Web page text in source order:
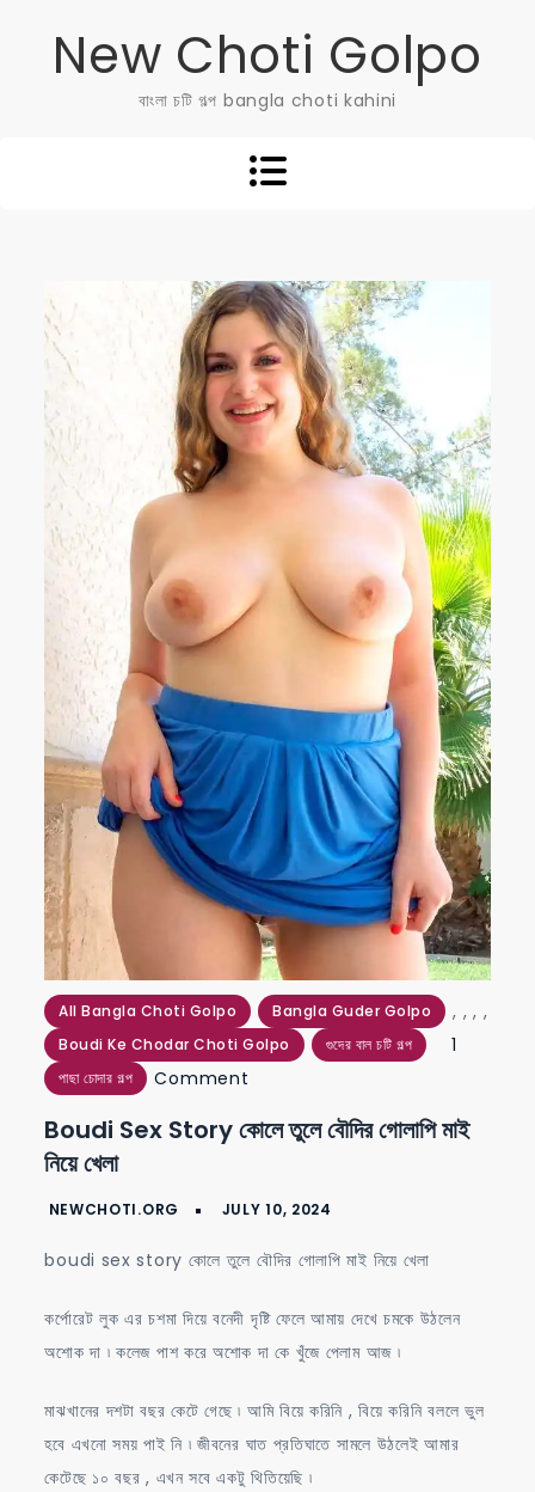
New Choti Golpo
বাংলা চটি গল্প bangla choti kahini
All Bangla Choti Golpo ,
Bangla Guder Golpo ,
Boudi Ke Chodar Choti Golpo
,
গুদের বাল চটি গল্প
,
পাছা চোদার গল্প
1
Comment
sex
কোলে
গোলাপি
মাই
খেলা
Boudi Sex Story কোলে তুলে বৌদির গোলাপি মাই
নিয়ে খেলা
boudi sex story কোলে তুলে বৌদির গোলাপি মাই নিয়ে খেলা
কর্পোরেট লুক এর চশমা দিয়ে বনেদী দৃষ্টি ফেলে আমায় দেখে চমকে উঠলেন
অশোক দা ৷ কলেজ পাশ করে অশোক দা কে খুঁজে পেলাম আজ ৷
মাঝখানের দশটা বছর কেটে গেছে ৷ আমি বিয়ে করিনি , বিয়ে করিনি বললে ভুল
হবে এখনো সময় পাই নি ৷ জীবনের ঘাত প্রতিঘাতে সামলে উঠলেই আমার
কেটেছে ১০ বছর , এখন সবে একটু থিতিয়েছি ৷